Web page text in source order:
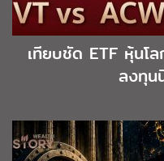
เทียบชัด ETF หุ้นโ
ลงทุน